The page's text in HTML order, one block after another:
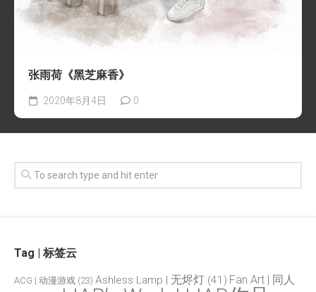
张雨荷《黑芝麻香》
2020年8月4日 0
Tag | 标签云
ACG | 动漫游戏 (23) Ashless Lamp | 无烬灯 (41) Fan Art | 同人